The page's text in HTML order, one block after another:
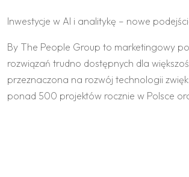
Inwestycje w AI i analitykę – nowe
By The People Group to marketingowy
rozwiązań trudno dostępnych dla
przeznaczona na rozwój technologii
ponad 500 projektów rocznie w Polsce